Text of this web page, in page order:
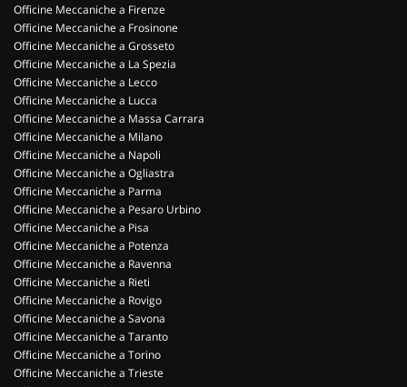
Officine Meccaniche a Firenze
Officine Meccaniche a Frosinone
Officine Meccaniche a Grosseto
Officine Meccaniche a La Spezia
Officine Meccaniche a Lecco
Officine Meccaniche a Lucca
Officine Meccaniche a Massa Carrara
Officine Meccaniche a Milano
Officine Meccaniche a Napoli
Officine Meccaniche a Ogliastra
Officine Meccaniche a Parma
Officine Meccaniche a Pesaro Urbino
Officine Meccaniche a Pisa
Officine Meccaniche a Potenza
Officine Meccaniche a Ravenna
Officine Meccaniche a Rieti
Officine Meccaniche a Rovigo
Officine Meccaniche a Savona
Officine Meccaniche a Taranto
Officine Meccaniche a Torino
Officine Meccaniche a Trieste